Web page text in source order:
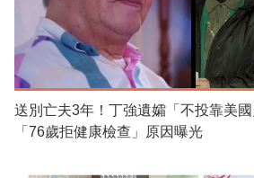
送別亡夫3年！丁強遺孀「不投靠美
「76歲拒健康檢查」原因曝光